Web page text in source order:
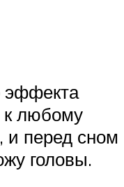
эффекта
к любому
и перед сном
головы.